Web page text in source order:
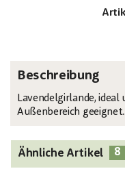
Beschreibung
Lavendelgirlande,
Außenbereich
Ähnliche Artikel 8